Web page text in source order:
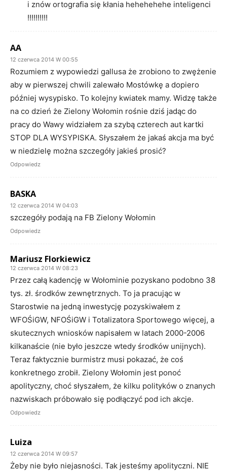
i znów ortografia się kłania hehehehehe inteligenci
!!!!!!!!!!
AA
12 czerwca 2014 W 00:55
Rozumiem z wypowiedzi gallusa że zrobiono to zwężenie
aby w pierwszej chwili zalewało Mostówkę a dopiero
później wysypisko. To kolejny kwiatek mamy. Widzę także
na co dzień że Zielony Wołomin rośnie dziś jadąc do
pracy do Wawy widziałem za szybą czterech aut kartki
STOP DLA WYSYPISKA. Słyszałem że jakaś akcja ma być
w niedzielę można szczegóły jakieś prosić?
Odpowiedz
BASKA
12 czerwca 2014 W 04:03
szczegóły podają na FB Zielony Wołomin
Odpowiedz
Mariusz Florkiewicz
12 czerwca 2014 W 08:23
Przez całą kadencję w Wołominie pozyskano podobno 38
tys. zł. środków zewnętrznych. To ja pracując w
Starostwie na jedną inwestycję pozyskiwałem z
WFOŚiGW, NFOŚiGW i Totalizatora Sportowego więcej, a
skutecznych wniosków napisałem w latach 2000-2006
kilkanaście (nie było jeszcze wtedy środków unijnych).
Teraz faktycznie burmistrz musi pokazać, że coś
konkretnego zrobił. Zielony Wołomin jest ponoć
apolityczny, choć słyszałem, że kilku polityków o znanych
nazwiskach próbowało się podłączyć pod ich akcje.
Odpowiedz
Luiza
12 czerwca 2014 W 09:57
Żeby nie było niejasności. Tak jesteśmy apolityczni. NIE